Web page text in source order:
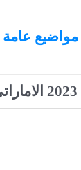
مواضيع عامة